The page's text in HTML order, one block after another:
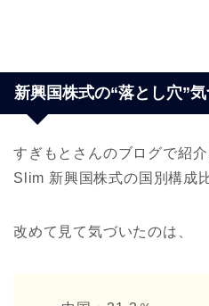
新興国株式の“落とし穴”
すぎもとさんのブログで紹
Slim 新興国株式の国別構成
改めて見て気づいたのは、